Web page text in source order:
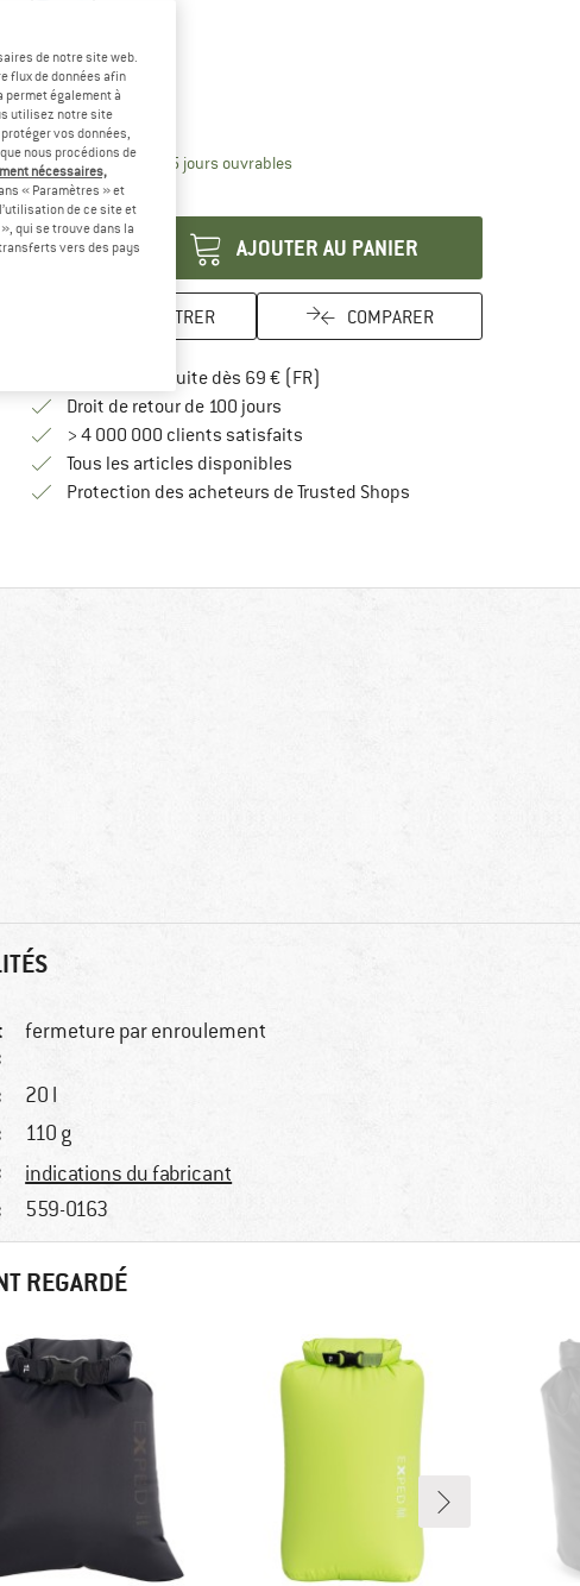
10 l 20 l
Guide des tailles
Délai de livraison: 3-5 jours ouvrablesLe lien s'ouvre dans une boîte
Quantité:
AJOUTER AU PANIER
ENREGISTRER COMPARER
Livraison gratuite dès 69 € (FR)
Droit de retour de 100 joursTrouve les informations de
> 4 000 000 clients satisfaits
Tous les articles disponibles
Protection des acheteurs de Trusted ShopsTrouve toutes les
fermeture par enroulement
20 l
110 g
indications du fabricant
559-0163
REGARDÉ
de notre site web.
flux de données afin
également à
utilisez notre site
vos données,
nous procédions de
nécessaires,
« Paramètres » et
de ce site et
qui se trouve dans la
vers des pays